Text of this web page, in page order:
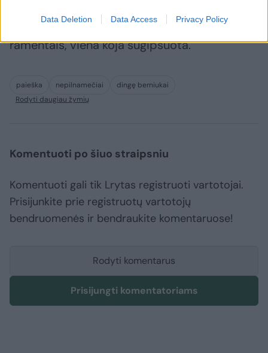
Data Deletion Data Access Privacy Policy
pasiėmė mėlynos spalvos kuprinę. Vaikšto su
ramentais, viena koja sugipsuota.
paieška nepilnamečiai
dingę berniukai
Rodyti daugiau žymių
Komentuoti po šiuo straipsniu
Komentuoti gali tik Lrytas registruoti vartotojai.
Prisijunkite prie registruotų vartotojų
bendruomenės ir bendraukite komentaruose!
Rodyti komentarus
Prisijungti komentatoriams